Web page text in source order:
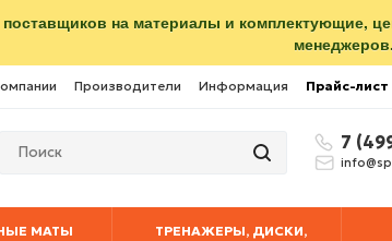
на материалы и комплектующие,
менеджеров.
Производители Информация Прайс-лист
7
МАТЫ
ТРЕНАЖЕРЫ, ДИСКИ,